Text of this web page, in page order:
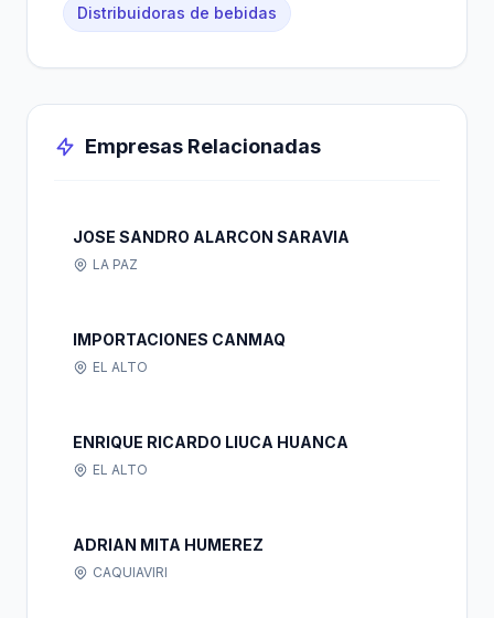
Distribuidoras de bebidas
Empresas Relacionadas
JOSE SANDRO ALARCON SARAVIA
LA PAZ
IMPORTACIONES CANMAQ
EL ALTO
ENRIQUE RICARDO LIUCA HUANCA
EL ALTO
ADRIAN MITA HUMEREZ
CAQUIAVIRI